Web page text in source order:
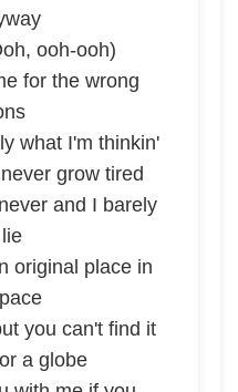
ooh-ooh)
for the wrong
what I'm thinkin'
grow tired
and I barely
original place in
you can't find it
a globe